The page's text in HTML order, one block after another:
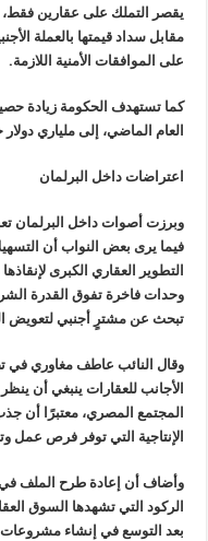
يقصر التملك على عقارين فقط،
مقابل سداد قيمتها بالعملة
على الموافقات الأمنية اللازمة.
العام الماضي، إلى ملياري دولار
اعتراضات داخل البرلمان
وبرزت أصوات داخل البرلمان
فيما يرى بعض النواب أن
التطوير العقاري الكبرى
وحدات فاخرة تفوق القدرة
تبحث عن مشترٍ أجنبي لتعويض
وقال النائب عاطف مغاوري في
الأجانب للعقارات ينبغي أن
المجتمع المصري، معتبرًا أن
الإنتاجية التي توفر فرص عمل
وأضاف أن إعادة طرح الملف
الركود التي تشهدها السوق
بعد التوسع في إنشاء مشروعات